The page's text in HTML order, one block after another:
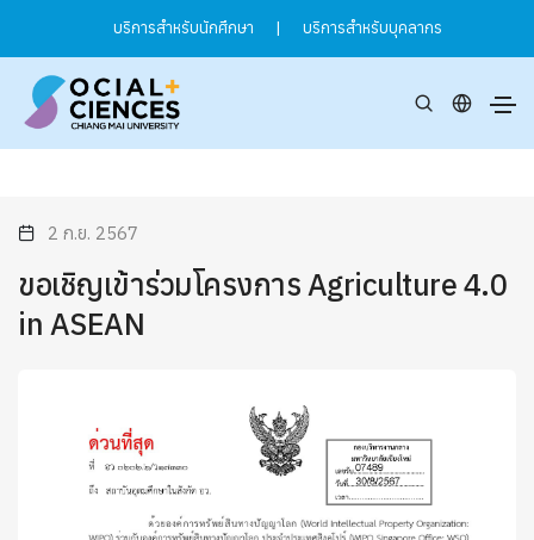
บริการสำหรับนักศึกษา | บริการสำหรับบุคลากร
2 ก.ย. 2567
ขอเชิญเข้าร่วมโครงการ Agriculture 4.0
in ASEAN